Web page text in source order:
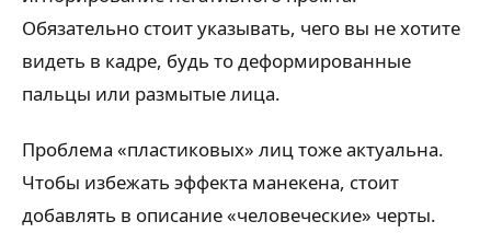
Обязательно стоит указывать, чего вы не хотите
видеть в кадре, будь то деформированные
пальцы или размытые лица.
Проблема «пластиковых» лиц тоже актуальна.
Чтобы избежать эффекта манекена, стоит
добавлять в описание «человеческие» черты.